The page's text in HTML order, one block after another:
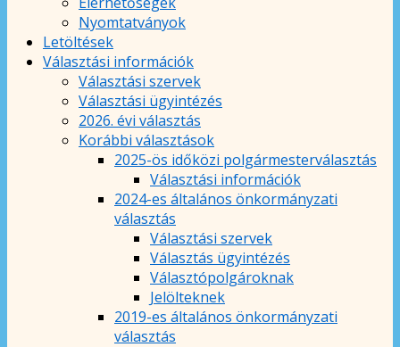
Nyomtatványok
Letöltések
Választási információk
Választási szervek
Választási ügyintézés
2026. évi választás
Korábbi választások
2025-ös időközi polgármesterválasztás
Választási információk
2024-es általános önkormányzati
választás
Választási szervek
Választás ügyintézés
Választópolgároknak
Jelölteknek
2019-es általános önkormányzati
választás